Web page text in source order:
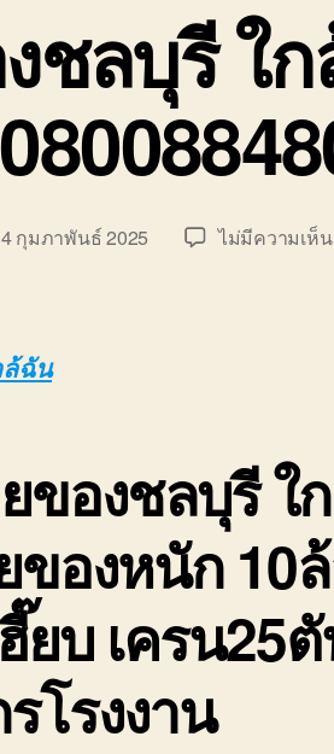
ชลบุรี ใ
กุมภาพันธ์ 2025 ไม่มีความเห็น
ล้ฉัน
ของชลบุรี ใ
ของหนัก 10
ยบ เครน25
โรงงาน